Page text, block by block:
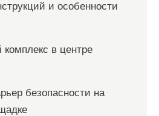
и особенности
в центре
безопасности на